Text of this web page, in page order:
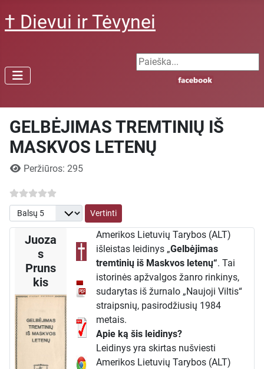
† Dievui ir Tėvynei
Search ...
GELBĖJIMAS TREMTINIŲ IŠ
MASKVOS LETENŲ
Išsami informacija
Peržiūros: 295
Prašome įvertinti
Juoza
s
Pruns
kis
Amerikos Lietuvių Tarybos (ALT)
išleistas leidinys „Gelbėjimas
tremtinių iš Maskvos letenų“. Tai
istorinės apžvalgos žanro rinkinys,
sudarytas iš žurnalo „Naujoji Viltis“
straipsnių, pasirodžiusių 1984
metais.
Apie ką šis leidinys?
Leidinys yra skirtas nušviesti
Amerikos Lietuvių Tarybos (ALT)